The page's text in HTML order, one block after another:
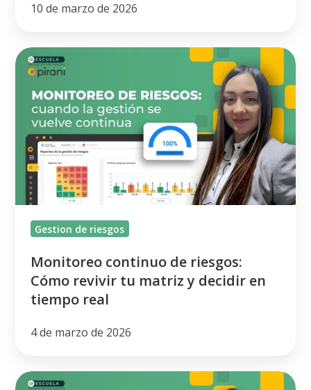
10 de marzo de 2026
Monitoreo
continuo
riesgos:
Cómo
revivir
tu
matriz
decidir
tiempo
real
Gestion de riesgos
Monitoreo continuo de riesgos:
Cómo revivir tu matriz y decidir en
tiempo real
4 de marzo de 2026
Riesgos